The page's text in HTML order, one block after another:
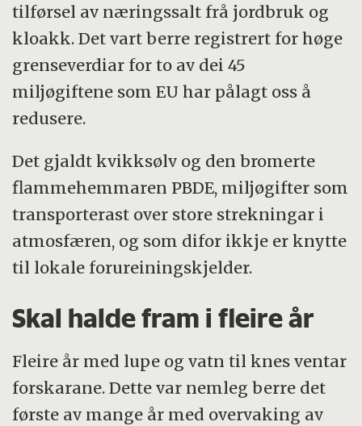
tilførsel av næringssalt frå jordbruk og
kloakk. Det vart berre registrert for høge
grenseverdiar for to av dei 45
miljøgiftene som EU har pålagt oss å
redusere.
Det gjaldt kvikksølv og den bromerte
flammehemmaren PBDE, miljøgifter som
transporterast over store strekningar i
atmosfæren, og som difor ikkje er knytte
til lokale forureiningskjelder.
Skal halde fram i fleire år
Fleire år med lupe og vatn til knes ventar
forskarane. Dette var nemleg berre det
første av mange år med overvaking av